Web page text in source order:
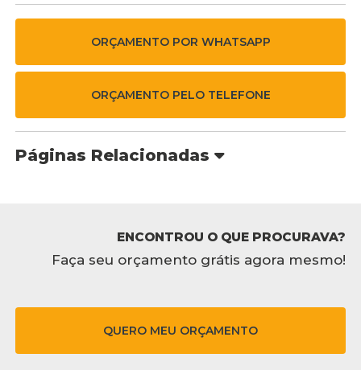
ORÇAMENTO POR WHATSAPP
ORÇAMENTO PELO TELEFONE
Páginas Relacionadas
ENCONTROU O QUE PROCURAVA?
Faça seu orçamento grátis agora mesmo!
QUERO MEU ORÇAMENTO